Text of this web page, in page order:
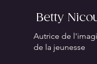
Betty
Autrice de
de la jeunesse